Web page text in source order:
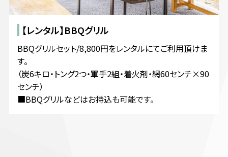
【レンタル】BBQグリル
BBQグリルセット/8,800円をレンタルにてご利用頂けま
す。
（炭6キロ・トング2つ・軍手2組・着火剤・網60センチ×90
センチ）
■BBQグリルなどはお持込も可能です。